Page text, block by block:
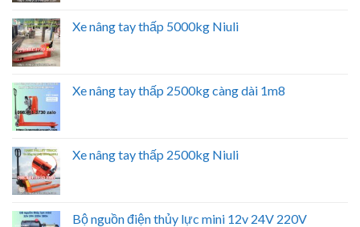
Xe nâng tay thấp 5000kg Niuli
Xe nâng tay thấp 2500kg càng dài 1m8
Xe nâng tay thấp 2500kg Niuli
Bộ nguồn điện thủy lực mini 12v 24V 220V